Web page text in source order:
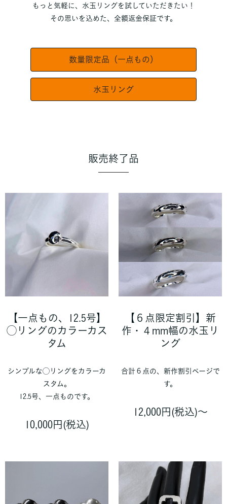
もっと気軽に、水玉リングを試していただきたい！
その思いを込めた、全額返金保証です。
数量限定品（一点もの）
水玉リング
販売終了品
【一点もの、12.5号】
◯リングのカラーカス
タム
シンプルな◯リングをカラーカ
スタム。
12.5号、一点ものです。
10,000円(税込)
【６点限定割引】新
作・４mm幅の水玉リ
ング
合計６点の、新作割引ページで
す。
12,000円(税込)〜